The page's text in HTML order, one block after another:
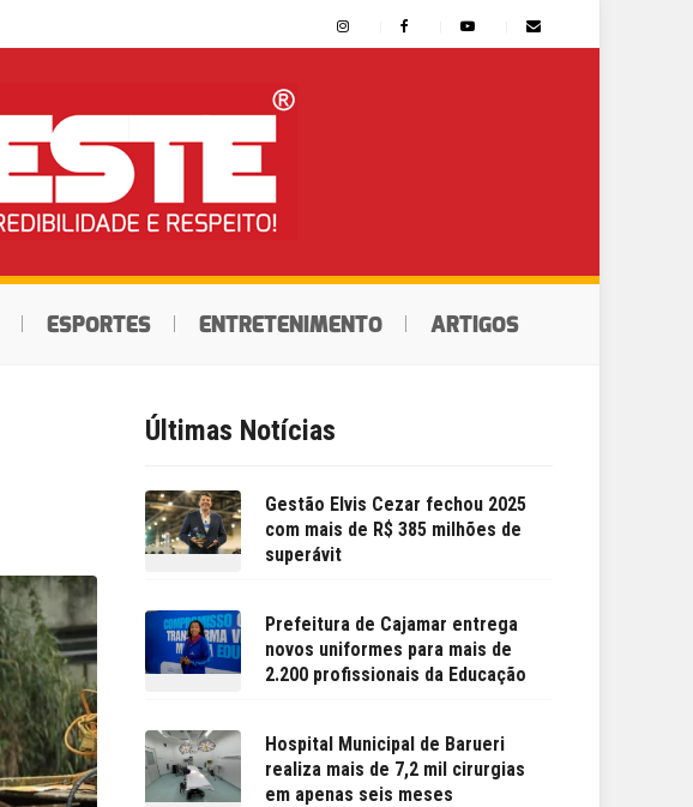
ESPORTES ENTRETENIMENTO ARTIGOS
Últimas Notícias
Gestão Elvis Cezar fechou 2025
com mais de R$ 385 milhões de
superávit
Prefeitura de Cajamar entrega
novos uniformes para mais de
2.200 profissionais da Educação
Hospital Municipal de Barueri
realiza mais de 7,2 mil cirurgias
em apenas seis meses